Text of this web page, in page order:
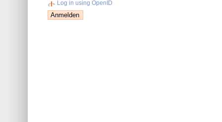
Log in using OpenID